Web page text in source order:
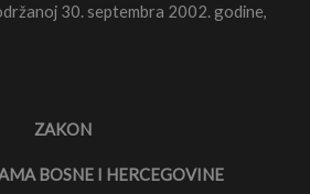
30. septembra 2002. godine,
ZAKON
BOSNE I HERCEGOVINE